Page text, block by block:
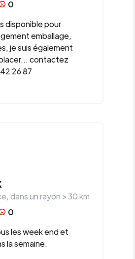
0
disponible pour
emballage,
je suis également
contactez
26 87
, dans un rayon >30km
0
les week end et
la semaine.